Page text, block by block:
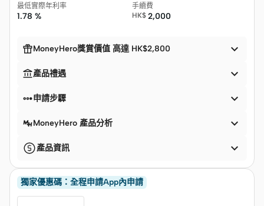
最低實際年利率
1.78 %
手續費
HK$ 2,000
MoneyHero獎賞價值 高達 HK$2,800 
產品禮遇 
申請步驟 
MoneyHero 產品分析 
產品資訊 
獨家優惠碼：全程申請App內申請